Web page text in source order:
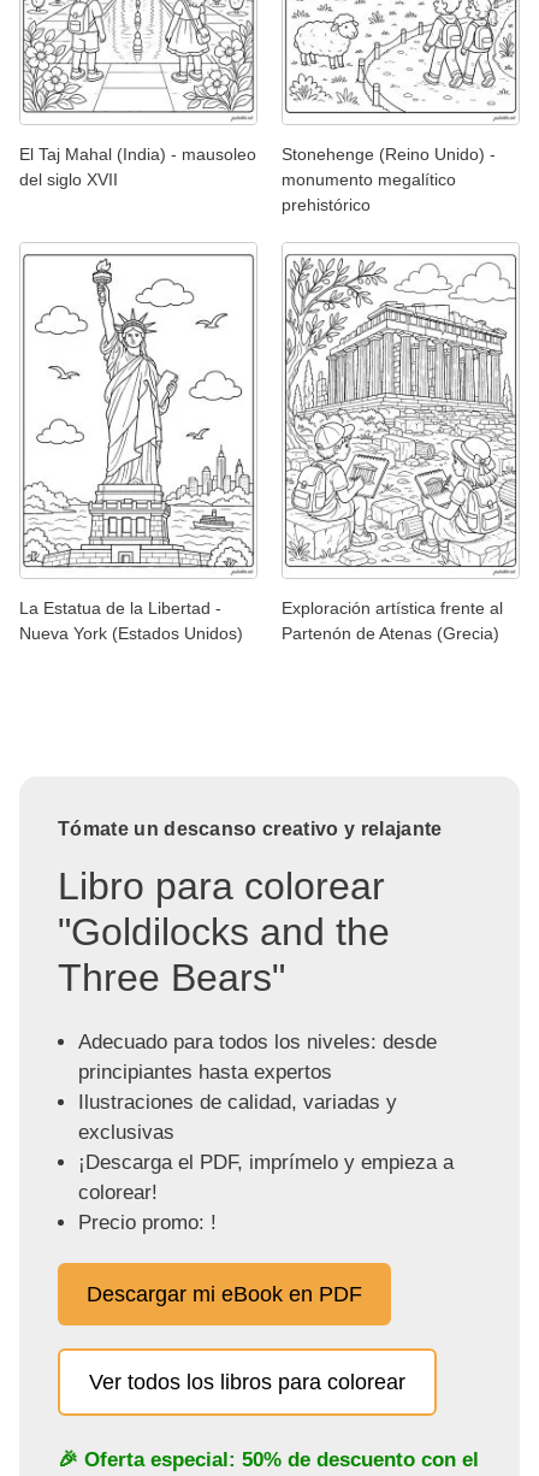
El Taj Mahal (India) - mausoleo
del siglo XVII
Stonehenge (Reino Unido) -
monumento megalítico
prehistórico
La Estatua de la Libertad -
Nueva York (Estados Unidos)
Exploración artística frente al
Partenón de Atenas (Grecia)
Tómate un descanso creativo y relajante
Libro para colorear
"Goldilocks and the
Three Bears"
Adecuado para todos los niveles: desde
principiantes hasta expertos
Ilustraciones de calidad, variadas y
exclusivas
¡Descarga el PDF, imprímelo y empieza a
colorear!
Precio promo: !
Descargar mi eBook en PDF
Ver todos los libros para colorear
🎉 Oferta especial: 50% de descuento con el